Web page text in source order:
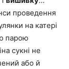
проведення
на катері
парою
сукні не
або й